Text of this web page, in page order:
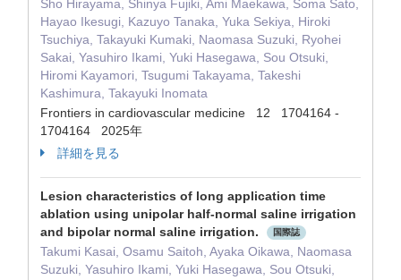
Sho Hirayama, Shinya Fujiki, Ami Maekawa, Soma Sato,
Hayao Ikesugi, Kazuyo Tanaka, Yuka Sekiya, Hiroki
Tsuchiya, Takayuki Kumaki, Naomasa Suzuki, Ryohei
Sakai, Yasuhiro Ikami, Yuki Hasegawa, Sou Otsuki,
Hiromi Kayamori, Tsugumi Takayama, Takeshi
Kashimura, Takayuki Inomata
Frontiers in cardiovascular medicine 12 1704164 -
1704164 2025年
詳細を見る
Lesion characteristics of long application time
ablation using unipolar half-normal saline irrigation
and bipolar normal saline irrigation.
国際誌
Takumi Kasai, Osamu Saitoh, Ayaka Oikawa, Naomasa
Suzuki, Yasuhiro Ikami, Yuki Hasegawa, Sou Otsuki,